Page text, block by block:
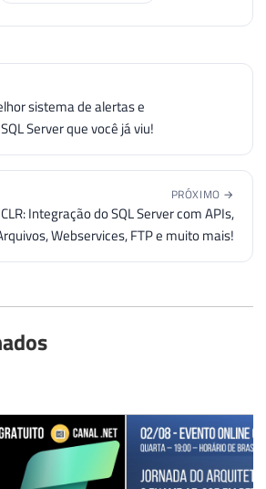
sistema de alertas e
Server que você já viu!
PRÓXIMO →
Integração do SQL Server com APIs,
Webservices, FTP e muito mais!